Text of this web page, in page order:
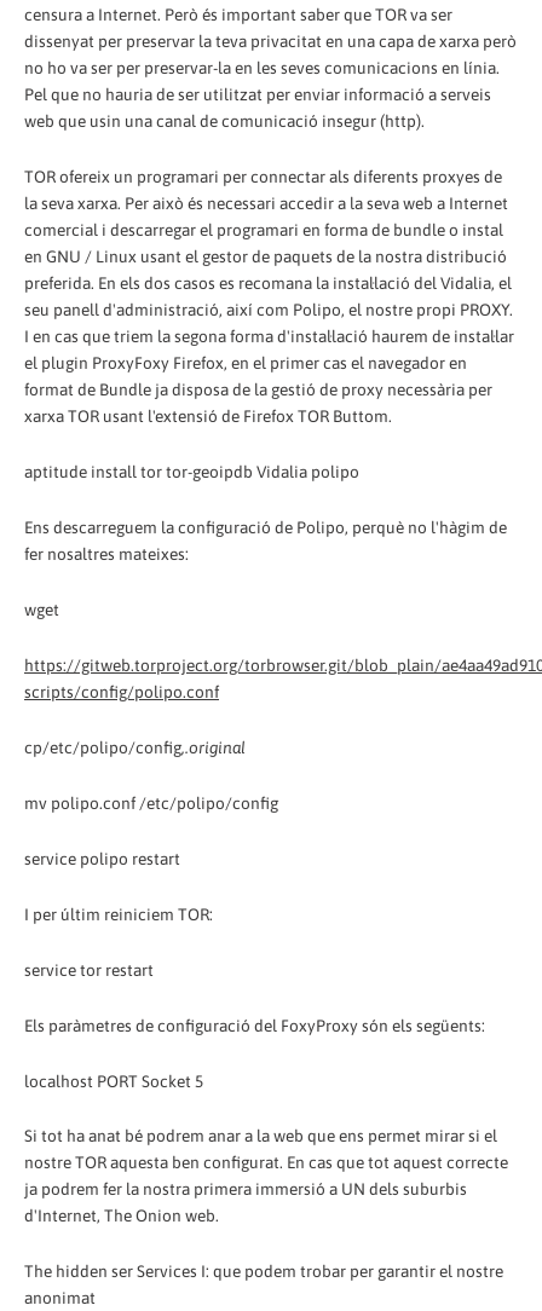
censura a Internet. Però és important saber que TOR va ser
dissenyat per preservar la teva privacitat en una capa de xarxa però
no ho va ser per preservar-la en les seves comunicacions en línia.
Pel que no hauria de ser utilitzat per enviar informació a serveis
web que usin una canal de comunicació insegur (http).
TOR ofereix un programari per connectar als diferents proxyes de
la seva xarxa. Per això és necessari accedir a la seva web a Internet
comercial i descarregar el programari en forma de bundle o instal
en GNU / Linux usant el gestor de paquets de la nostra distribució
preferida. En els dos casos es recomana la instal·lació del Vidalia, el
seu panell d'administració, així com Polipo, el nostre propi PROXY.
I en cas que triem la segona forma d'instal·lació haurem de instal·lar
el plugin ProxyFoxy Firefox, en el primer cas el navegador en
format de Bundle ja disposa de la gestió de proxy necessària per
xarxa TOR usant l'extensió de Firefox TOR Buttom.
aptitude install tor tor-geoipdb Vidalia polipo
Ens descarreguem la configuració de Polipo, perquè no l'hàgim de
fer nosaltres mateixes:
wget
https://gitweb.torproject.org/torbrowser.git/blob_plain/
scripts/config/polipo.conf
cp/etc/polipo/config,.original
mv polipo.conf /etc/polipo/config
service polipo restart
I per últim reiniciem TOR:
service tor restart
Els paràmetres de configuració del FoxyProxy són els següents:
localhost PORT Socket 5
Si tot ha anat bé podrem anar a la web que ens permet mirar si el
nostre TOR aquesta ben configurat. En cas que tot aquest correcte
ja podrem fer la nostra primera immersió a UN dels suburbis
d'Internet, The Onion web.
The hidden ser Services I: que podem trobar per garantir el nostre
anonimat